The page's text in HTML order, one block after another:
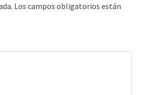
Los campos obligatorios están